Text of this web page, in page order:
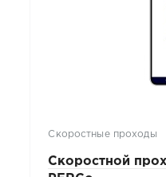
Скоростные проходы
Скоростной